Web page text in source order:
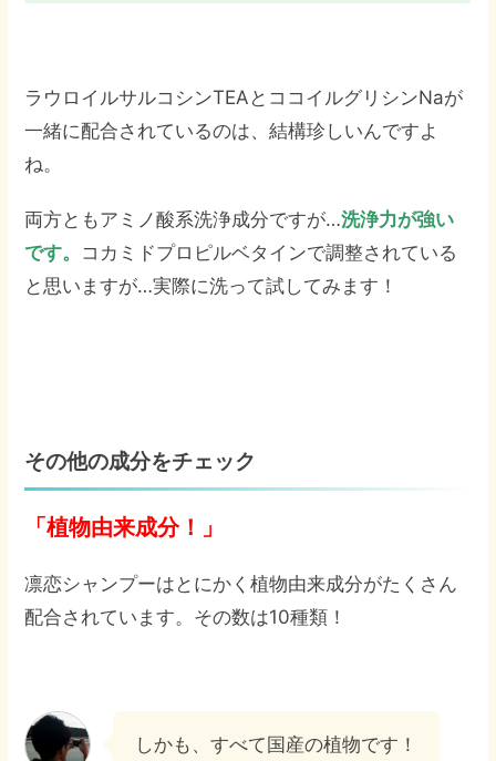
ラウロイルサルコシンTEAとココイルグリシンNaが
一緒に配合されているのは、結構珍しいんですよ
ね。
両方ともアミノ酸系洗浄成分ですが…洗浄力が強い
です。 コカミドプロピルベタインで調整されている
と思いますが…実際に洗って試してみます！
その他の成分をチェック
「植物由来成分！」
凛恋シャンプーはとにかく植物由来成分がたくさん
配合されています。その数は10種類！
しかも、すべて国産の植物です！